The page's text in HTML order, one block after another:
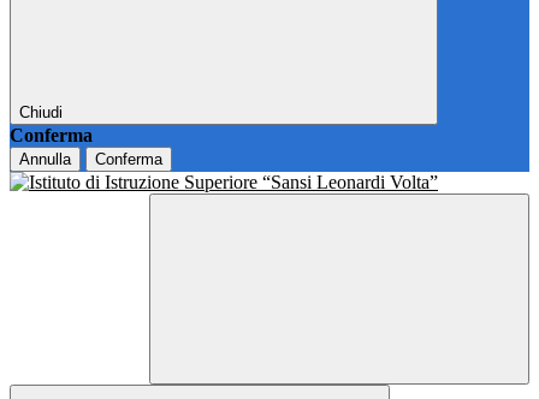
Chiudi
Conferma
Annulla Conferma